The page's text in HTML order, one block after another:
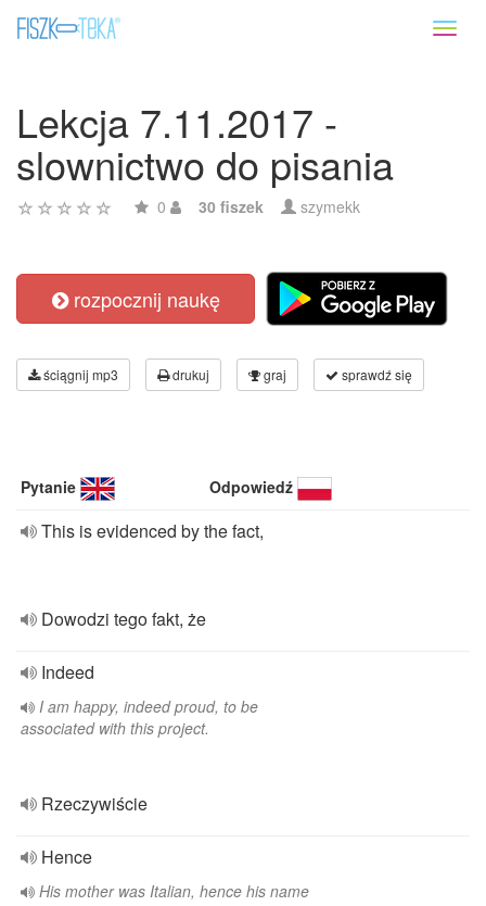
Lekcja 7.11.2017 -
slownictwo do pisania
0 30 fiszek szymekk
rozpocznij naukę
ściągnij mp3 drukuj graj sprawdź się
Pytanie Odpowiedź
This is evidenced by the fact,
Dowodzi tego fakt, że
Indeed
I am happy, indeed proud, to be
associated with this project.
Rzeczywiście
Hence
His mother was Italian, hence his name